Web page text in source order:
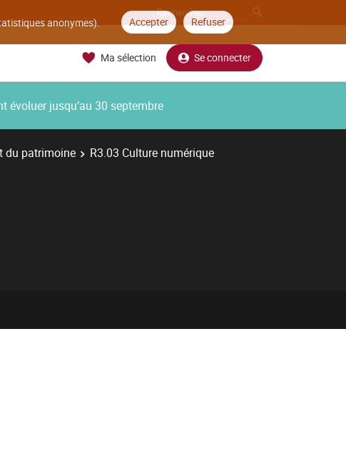
anonymes). Accepter Refuser
Ma sélection Se connecter
jusqu’au 30 septembre
du patrimoine R3.03 Culture numérique